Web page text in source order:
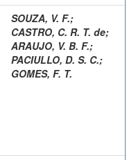
SOUZA, V. F.;
CASTRO, C. R. T. de;
ARAUJO, V. B. F.;
PACIULLO, D. S. C.;
GOMES, F. T.